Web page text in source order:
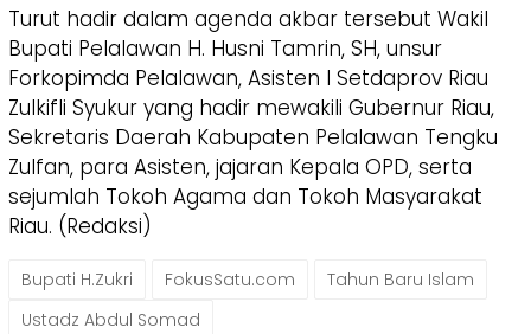
​Turut hadir dalam agenda akbar tersebut Wakil
Bupati Pelalawan H. Husni Tamrin, SH, unsur
Forkopimda Pelalawan, Asisten I Setdaprov Riau
Zulkifli Syukur yang hadir mewakili Gubernur Riau,
Sekretaris Daerah Kabupaten Pelalawan Tengku
Zulfan, para Asisten, jajaran Kepala OPD, serta
sejumlah Tokoh Agama dan Tokoh Masyarakat
Riau. (Redaksi)
Bupati H.Zukri FokusSatu.com
Tahun Baru Islam
Ustadz Abdul Somad